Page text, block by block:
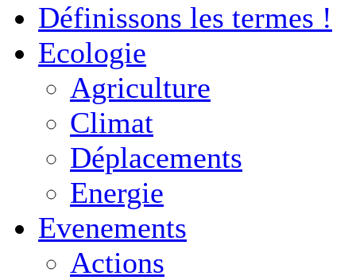
Définissons les termes !
Ecologie
Agriculture
Climat
Déplacements
Energie
Evenements
Actions